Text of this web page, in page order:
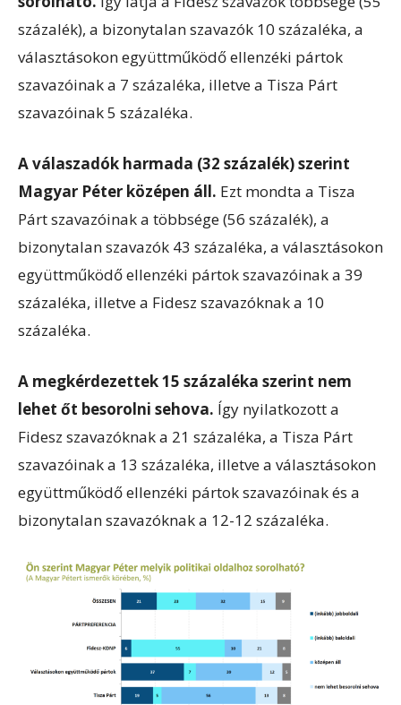
százalék), a bizonytalan szavazók 10 százaléka, a
választásokon együttműködő ellenzéki pártok
szavazóinak a 7 százaléka, illetve a Tisza Párt
szavazóinak 5 százaléka.
A válaszadók harmada (32 százalék) szerint
Magyar Péter középen áll. Ezt mondta a Tisza
Párt szavazóinak a többsége (56 százalék), a
bizonytalan szavazók 43 százaléka, a választásokon
együttműködő ellenzéki pártok szavazóinak a 39
százaléka, illetve a Fidesz szavazóknak a 10
százaléka.
A megkérdezettek 15 százaléka szerint nem
lehet őt besorolni sehova. Így nyilatkozott a
Fidesz szavazóknak a 21 százaléka, a Tisza Párt
szavazóinak a 13 százaléka, illetve a választásokon
együttműködő ellenzéki pártok szavazóinak és a
bizonytalan szavazóknak a 12-12 százaléka.